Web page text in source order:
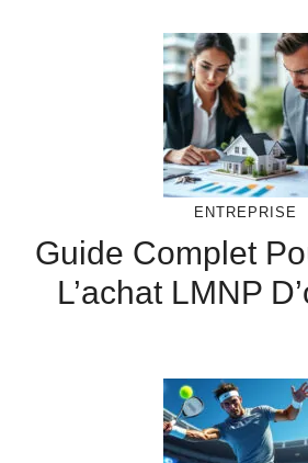
ENTREPRISE
Guide Complet
L’achat LMNP